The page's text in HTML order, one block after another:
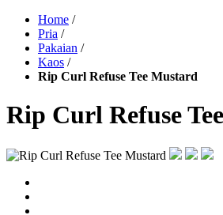
Home /
Pria /
Pakaian /
Kaos /
Rip Curl Refuse Tee Mustard
Rip Curl Refuse